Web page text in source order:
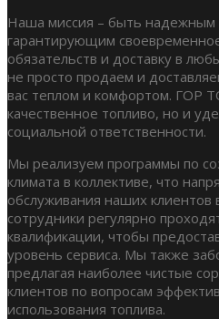
Наша миссия – быть надежным
гарантирующим
обязательств и доставку в
не просто продаем и
вас теплом и комфортом. ГОР
качественное топливо, но и
социальной ответственности.
Мы реализуем программы по
климата в коллективе, что
обслуживания наших
сотрудники регулярно
квалификации, чтобы
уровень сервиса. Мы также
предлагая наиболее чистые
клиентов по вопросам
использования топлива.